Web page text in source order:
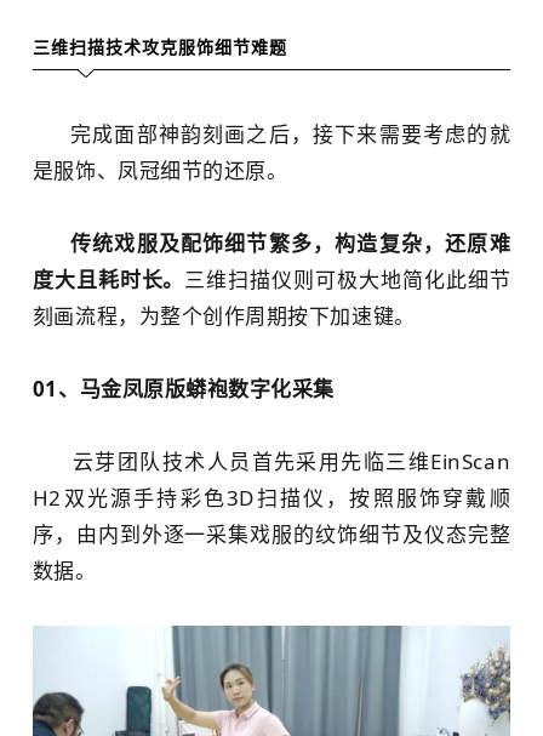
三维扫描技术攻克服饰细节难题
完成面部神韵刻画之后，接下来需要考虑的就
是服饰、凤冠细节的还原。
传统戏服及配饰细节繁多，构造复杂，还原难
度大且耗时长。 三维扫描仪则可极大地简化此细节
刻画流程，为整个创作周期按下加速键。
01、 马金凤原版蟒袍数字化采集
云芽团队技术人员首先采用先临三维EinScan
H2双光源手持彩色3D扫描仪 ，按照服饰穿戴顺
序，由内到外逐一采集戏服的纹饰细节及仪态完整
数据。